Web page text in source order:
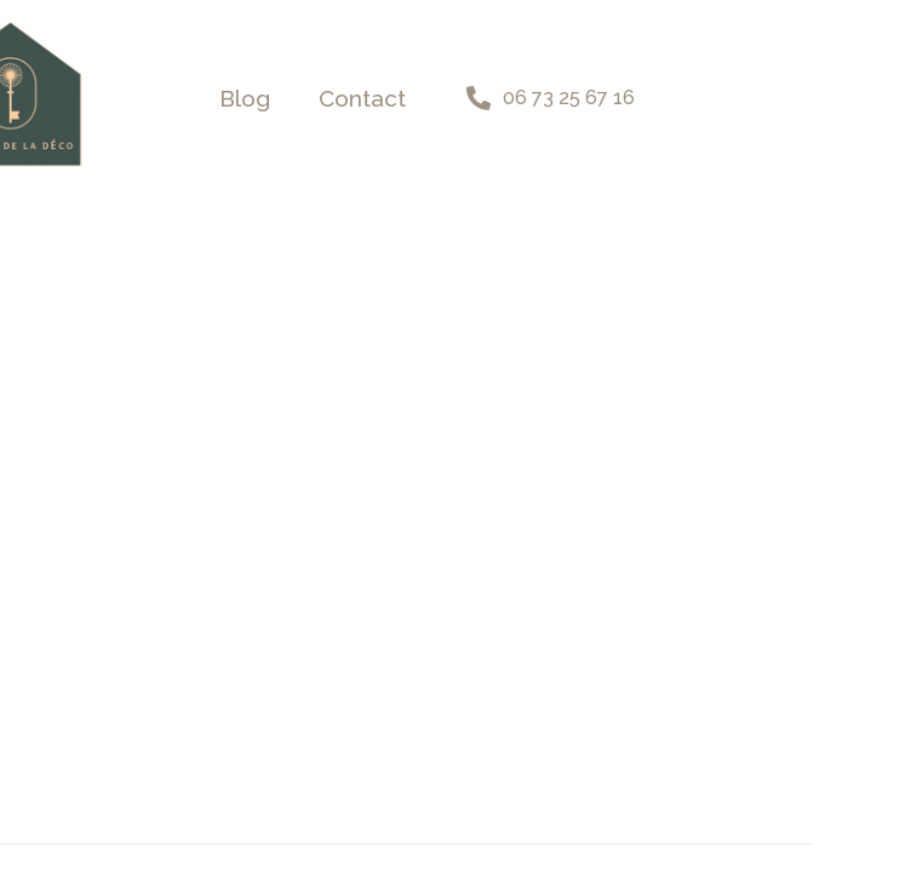
Blog Contact 06 73 25 67 16